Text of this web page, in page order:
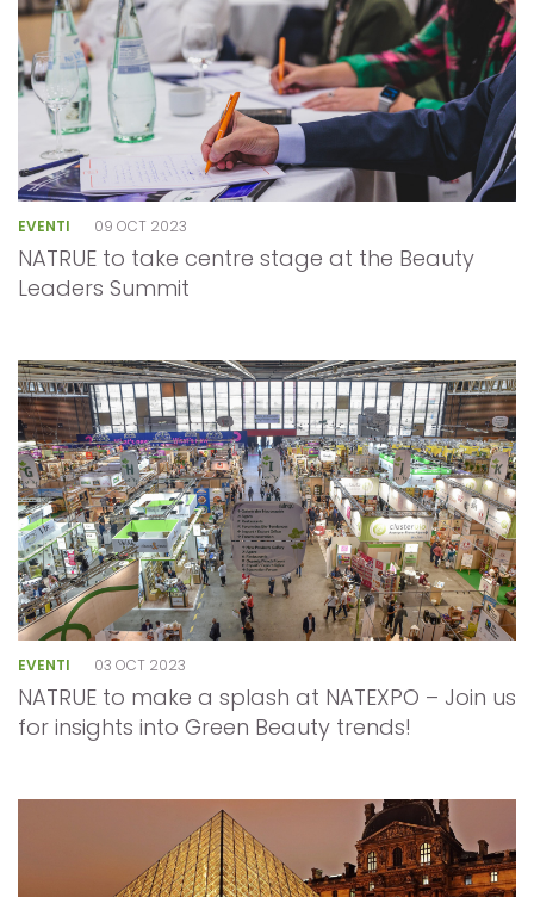
EVENTI 09 OCT 2023
NATRUE to take centre stage at the Beauty
Leaders Summit
EVENTI 03 OCT 2023
NATRUE to make a splash at NATEXPO – Join us
for insights into Green Beauty trends!